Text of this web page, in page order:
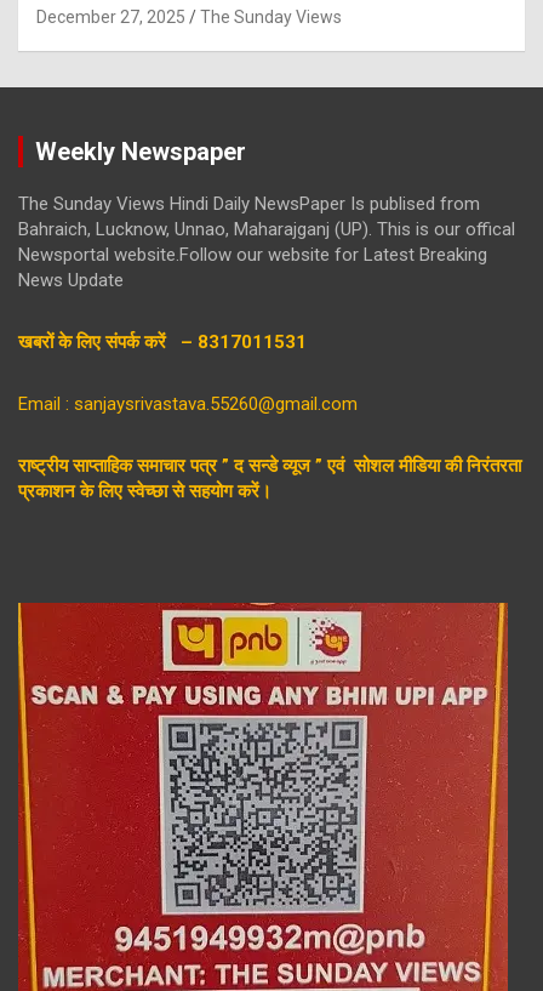
December 27, 2025 The Sunday Views
Weekly Newspaper
The Sunday Views Hindi Daily NewsPaper Is publised from
Bahraich, Lucknow, Unnao, Maharajganj (UP). This is our offical
Newsportal website.Follow our website for Latest Breaking
News Update
खबरों के लिए संपर्क करें – 8317011531
Email : sanjaysrivastava.55260@gmail.com
राष्ट्रीय साप्ताहिक समाचार पत्र ” द सन्डे व्यूज ” एवं सोशल मीडिया की निरंतरता
प्रकाशन के लिए स्वेच्छा से सहयोग करें।